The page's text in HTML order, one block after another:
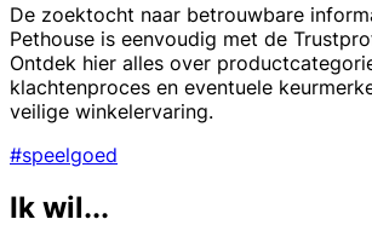
De zoektocht naar betrouwbare
Pethouse is eenvoudig met de
Ontdek hier alles over
klachtenproces en eventuele
veilige winkelervaring.
#speelgoed
Ik wil...